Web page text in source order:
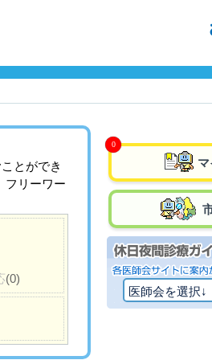
とができ
フリーワー
(0)